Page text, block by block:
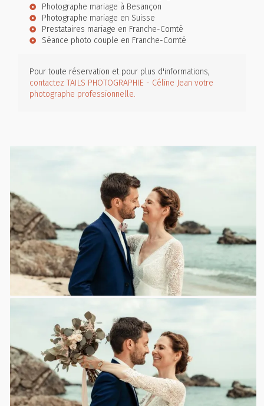
Photographe mariage à Besançon
Photographe mariage en Suisse
Prestataires mariage en Franche-Comté
Séance photo couple en Franche-Comté
Pour toute réservation et pour plus d'informations,
contactez TAILS PHOTOGRAPHIE - Céline Jean votre
photographe professionnelle.